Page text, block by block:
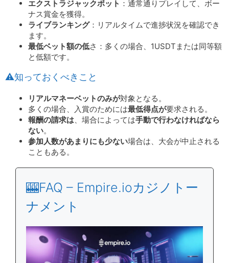
エクストラジャックポット ：通常通りプレイして、ボー
ナス賞金を獲得。
ライブランキング：リアルタイムで進捗状況を確認でき
ます。
最低ベット額の低さ：多くの場合、1USDTまたは同等額
と低額です。
⚠️知っておくべきこと
リアルマネーベットのみが対象となる。
多くの場合、入賞のためには最低得点が要求される。
報酬の請求は、場合によっては手動で行わなければなら
ない。
参加人数があまりにも少ない場合は、大会が中止される
こともある。
🎰FAQ – Empire.ioカジノトー
ナメント